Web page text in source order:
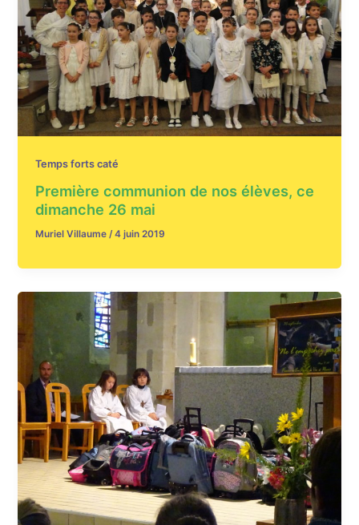
Temps forts caté
Première communion de nos élèves, ce
dimanche 26 mai
Muriel Villaume/4 juin 2019